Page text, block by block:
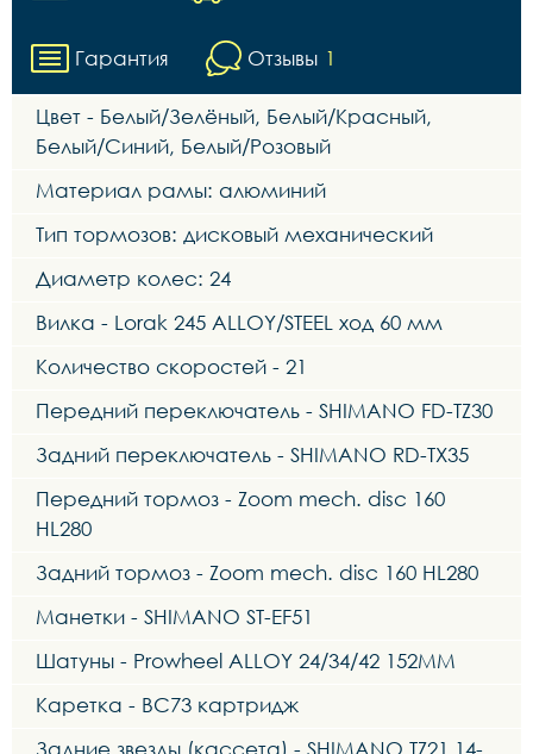
Гарантия Отзывы 1
Цвет - Белый/Зелёный, Белый/Красный,
Белый/Синий, Белый/Розовый
Материал рамы: алюминий
Тип тормозов: дисковый механический
Диаметр колес: 24
Вилка - Lorak 245 ALLOY/STEEL ход 60 мм
Количество скоростей - 21
Передний переключатель - SHIMANO FD-TZ30
Задний переключатель - SHIMANO RD-TX35
Передний тормоз - Zoom mech. disc 160
HL280
Задний тормоз - Zoom mech. disc 160 HL280
Манетки - SHIMANO ST-EF51
Шатуны - Prowheel ALLOY 24/34/42 152MM
Каретка - BC73 картридж
Задние звезды (кассета) - SHIMANO TZ21 14-